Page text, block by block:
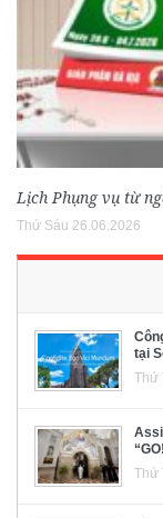
Lịch Phụng vụ từ
Thứ Sáu 26.06.2026
tại
Thứ
Thứ